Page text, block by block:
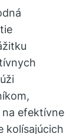
efektívne
kolísajúcich